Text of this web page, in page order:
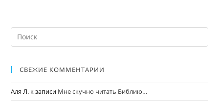
СВЕЖИЕ КОММЕНТАРИИ
Аля Л. к записи Мне скучно читать Библию…